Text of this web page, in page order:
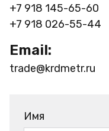
+7 918 145-65-60
+7 918 026-55-44
Email:
trade@krdmetr.ru
Имя